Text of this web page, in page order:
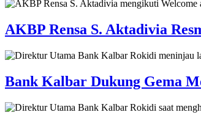
AKBP Rensa S. Aktadivia
Bank Kalbar Dukung Gema